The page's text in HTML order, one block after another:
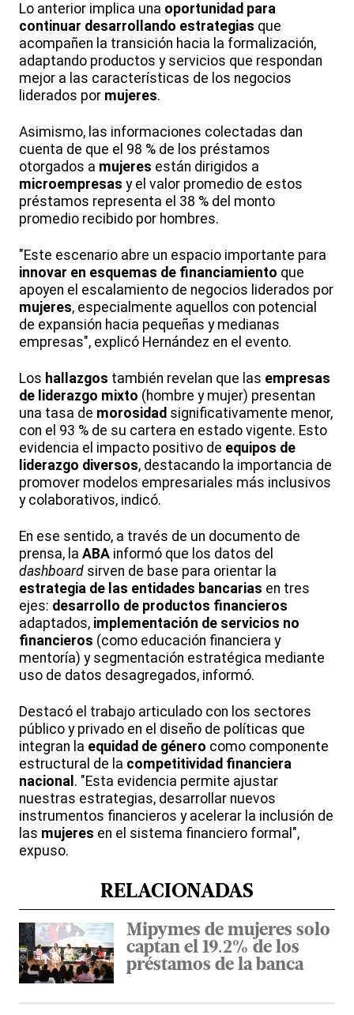
Lo anterior implica una oportunidad para
continuar desarrollando estrategias que
acompañen la transición hacia la formalización,
adaptando productos y servicios que respondan
mejor a las características de los negocios
liderados por mujeres.
Asimismo, las informaciones colectadas dan
cuenta de que el 98 % de los préstamos
otorgados a mujeres están dirigidos a
microempresas y el valor promedio de estos
préstamos representa el 38 % del monto
promedio recibido por hombres.
"Este escenario abre un espacio importante para
innovar en esquemas de financiamiento que
apoyen el escalamiento de negocios liderados por
mujeres, especialmente aquellos con potencial
de expansión hacia pequeñas y medianas
empresas", explicó Hernández en el evento.
Los hallazgos también revelan que las empresas
de liderazgo mixto (hombre y mujer) presentan
una tasa de morosidad significativamente menor,
con el 93 % de su cartera en estado vigente. Esto
evidencia el impacto positivo de equipos de
liderazgo diversos, destacando la importancia de
promover modelos empresariales más inclusivos
y colaborativos, indicó.
En ese sentido, a través de un documento de
prensa, la ABA informó que los datos del
dashboard sirven de base para orientar la
estrategia de las entidades bancarias en tres
ejes: desarrollo de productos financieros
adaptados, implementación de servicios no
financieros (como educación financiera y
mentoría) y segmentación estratégica mediante
uso de datos desagregados, informó.
Destacó el trabajo articulado con los sectores
público y privado en el diseño de políticas que
integran la equidad de género como componente
estructural de la competitividad financiera
nacional . "Esta evidencia permite ajustar
nuestras estrategias, desarrollar nuevos
instrumentos financieros y acelerar la inclusión de
las mujeres en el sistema financiero formal",
expuso.
RELACIONADAS
Mipymes de mujeres solo
captan el 19.2% de los
préstamos de la banca